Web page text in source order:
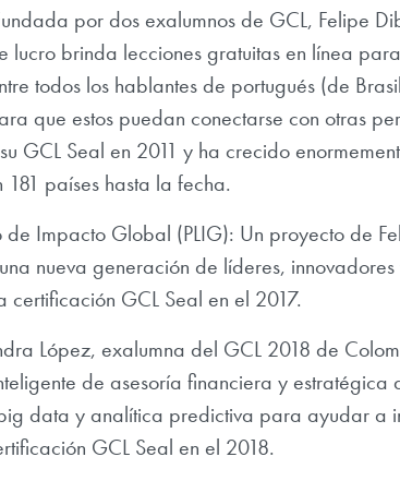
por dos exalumnos de GCL, Felipe
lucro brinda lecciones gratuitas en línea
todos los hablantes de portugués (de
que estos puedan conectarse con otras
GCL Seal en 2011 y ha crecido
países hasta la fecha.
Impacto Global (PLIG): Un proyecto de
nueva generación de líderes,
GCL Seal en el 2017.
López, exalumna del GCL 2018 de
de asesoría financiera y estratégica
data y analítica predictiva para ayudar a
GCL Seal en el 2018.